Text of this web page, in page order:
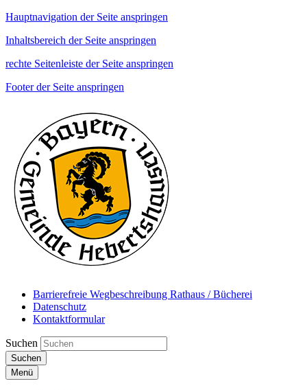
Hauptnavigation der Seite anspringen
Inhaltsbereich der Seite anspringen
rechte Seitenleiste der Seite anspringen
Footer der Seite anspringen
Barrierefreie Wegbeschreibung Rathaus / Bücherei
Datenschutz
Kontaktformular
Suchen
Suchen
Menü